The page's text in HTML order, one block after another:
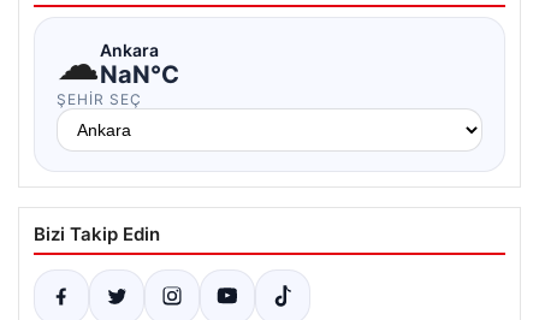
☁Ankara
NaN°C
ŞEHIR SEÇ
Bizi Takip Edin